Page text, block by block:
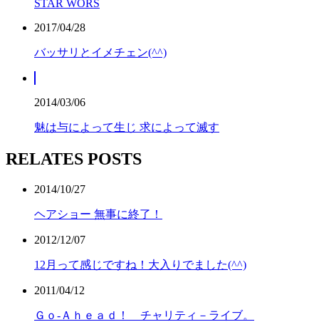
STAR WORS
2017/04/28
バッサリとイメチェン(^^)
2014/03/06
魅は与によって生じ 求によって滅す
RELATES POSTS
2014/10/27
ヘアショー 無事に終了！
2012/12/07
12月って感じですね！大入りでました(^^)
2011/04/12
Ｇｏ-Ａｈｅａｄ！ チャリティ－ライブ。